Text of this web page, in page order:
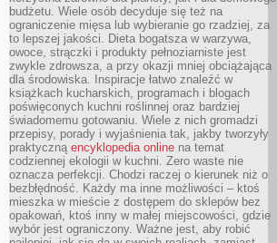
budżetu. Wiele osób decyduje się też na
ograniczenie mięsa lub wybieranie go rzadziej, za
to lepszej jakości. Dieta bogatsza w warzywa,
owoce, strączki i produkty pełnoziarniste jest
zwykle zdrowsza, a przy okazji mniej obciążająca
dla środowiska. Inspiracje łatwo znaleźć w
książkach kucharskich, programach i blogach
poświęconych kuchni roślinnej oraz bardziej
świadomemu gotowaniu. Wiele z nich gromadzi
przepisy, porady i wyjaśnienia tak, jakby tworzyły
praktyczną encyklopedia online na temat
codziennej ekologii w kuchni. Zero waste nie
oznacza perfekcji. Chodzi raczej o kierunek niż o
bezbłędność. Każdy ma inne możliwości – ktoś
mieszka w mieście z dostępem do sklepów bez
opakowań, ktoś inny w małej miejscowości, gdzie
wybór jest ograniczony. Ważne jest, aby robić